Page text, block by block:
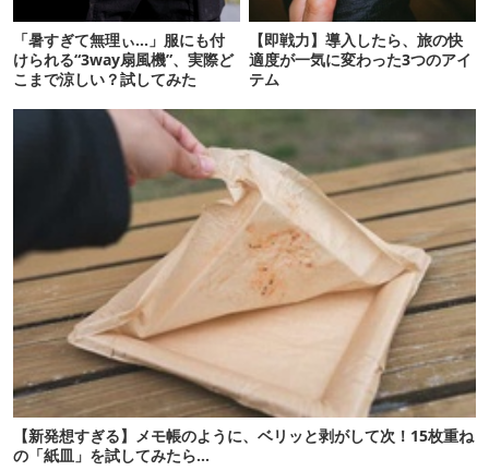
「暑すぎて無理ぃ…」服にも付
けられる“3way扇風機”、実際ど
こまで涼しい？試してみた
【即戦力】導入したら、旅の快
適度が一気に変わった3つのアイ
テム
【新発想すぎる】メモ帳のように、ベリッと剥がして次！15枚重ね
の「紙皿」を試してみたら…